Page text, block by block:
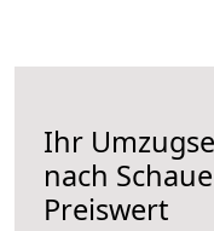
Ihr
nach
Preiswert